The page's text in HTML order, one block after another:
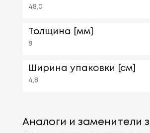
48,0
Толщина [мм]
8
Ширина упаковки [см]
4,8
Аналоги и заменители